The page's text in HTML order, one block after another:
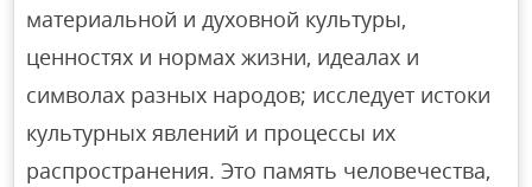
материальной и духовной культуры,
ценностях и нормах жизни, идеалах и
символах разных народов; исследует истоки
культурных явлений и процессы их
распространения. Это память человечества,